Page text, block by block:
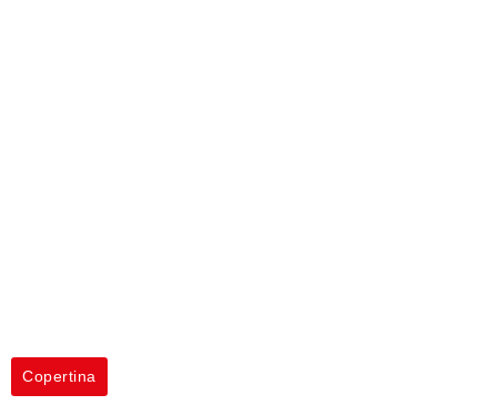
Copertina